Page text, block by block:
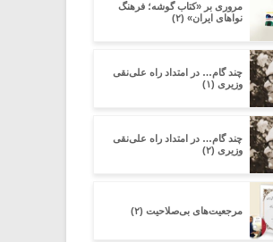
مروری بر «کتاب گوشه؛ فرهنگ
نواهای ایران» (۲)
چند گام… در امتداد راه علی‌نقی
وزیری (۱)
چند گام… در امتداد راه علی‌نقی
وزیری (۲)
مرجعیت‌های بی‌صلاحیت (۲)